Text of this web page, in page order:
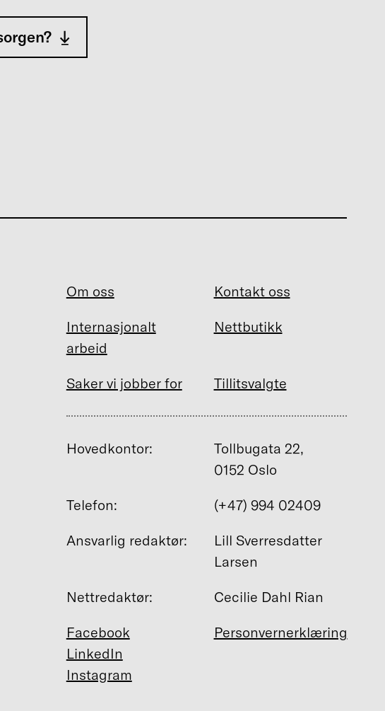
Om oss
Kontakt oss
Internasjonalt
arbeid
Nettbutikk
Saker vi jobber for Tillitsvalgte
Hovedkontor:
Tollbugata 22,
0152 Oslo
Telefon:
(+47) 994 02409
Ansvarlig redaktør:
Lill Sverresdatter
Larsen
Nettredaktør:
Cecilie Dahl Rian
Facebook
LinkedIn
Instagram
Personvernerklæring